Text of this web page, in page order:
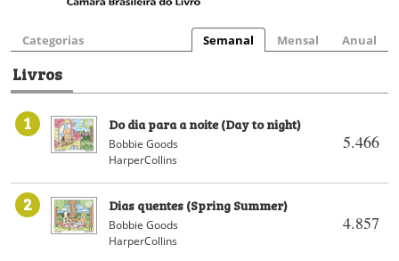
Categorias Semanal Mensal Anual
Livros
1
5.466
Do dia para a noite (Day to night)
Bobbie Goods
HarperCollins
2
4.857
Dias quentes (Spring Summer)
Bobbie Goods
HarperCollins